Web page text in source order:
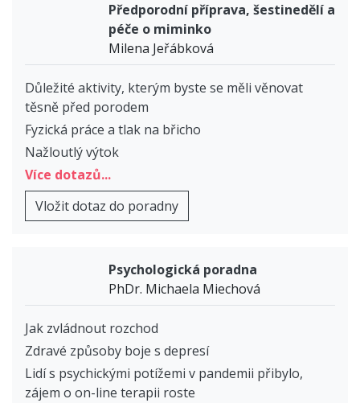
Předporodní příprava, šestinedělí a
péče o miminko
Milena Jeřábková
Důležité aktivity, kterým byste se měli věnovat
těsně před porodem
Fyzická práce a tlak na břicho
Nažloutlý výtok
Více dotazů...
Vložit dotaz do poradny
Psychologická poradna
PhDr. Michaela Miechová
Jak zvládnout rozchod
Zdravé způsoby boje s depresí
Lidí s psychickými potížemi v pandemii přibylo,
zájem o on-line terapii roste